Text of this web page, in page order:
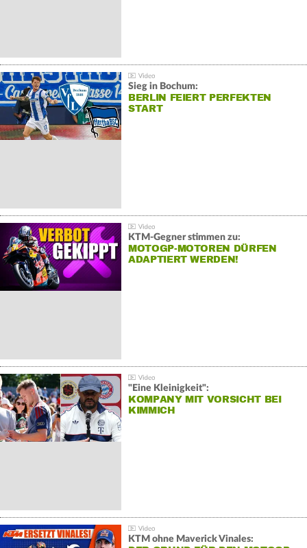
Sieg in Bochum:
BERLIN FEIERT PERFEKTEN
START
KTM-Gegner stimmen zu:
MOTOGP-MOTOREN DÜRFEN
ADAPTIERT WERDEN!
"Eine Kleinigkeit":
KOMPANY MIT VORSICHT BEI
KIMMICH
KTM ohne Maverick Vinales: